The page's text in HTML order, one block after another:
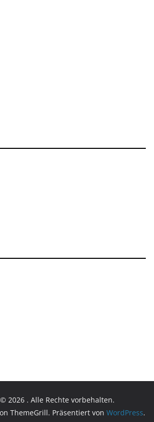
2026 . Alle Rechte vorbehalten.
ThemeGrill. Präsentiert von WordPress.